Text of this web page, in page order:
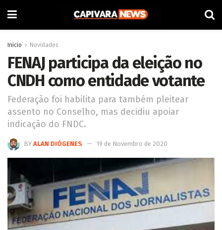
Inicio Novidades
FENAJ participa da eleição no
CNDH como entidade votante
Federação foi habilita para também pleitear
assento no Conselho, mas decidiu apoiar
indicação do FNDC.
BY ALAN DIÓGENES 19 de Novembro de 2020